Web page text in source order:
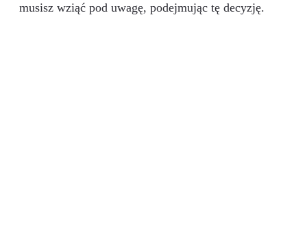
musisz wziąć pod uwagę, podejmując tę decyzję.